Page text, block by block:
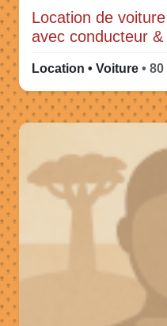
Location de
avec conducteur &
Location • Voiture •